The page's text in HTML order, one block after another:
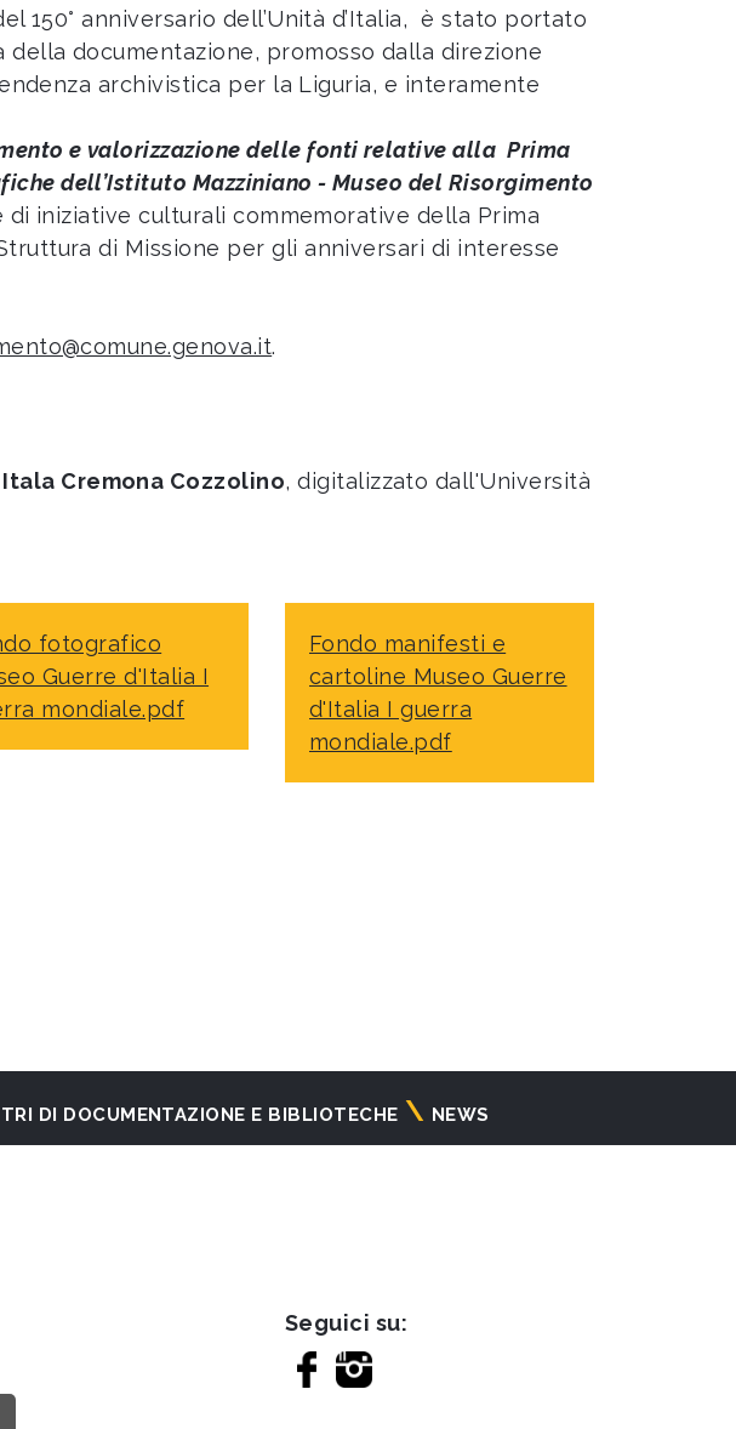
150° anniversario dell’Unità d’Italia, è stato portato
documentazione, promosso dalla direzione
archivistica per la Liguria, e interamente
e valorizzazione delle fonti relative alla Prima
dell’Istituto Mazziniano - Museo del Risorgimento
iniziative culturali commemorative della Prima
di Missione per gli anniversari di interesse
.
Cremona Cozzolino, digitalizzato dall'Università
fotografico
Guerre d'Italia I
mondiale.pdf
Fondo manifesti e
cartoline Museo Guerre
d'Italia I guerra
mondiale.pdf
DI DOCUMENTAZIONE E BIBLIOTECHE NEWS
Seguici su: